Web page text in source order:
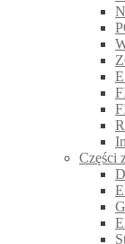
Części